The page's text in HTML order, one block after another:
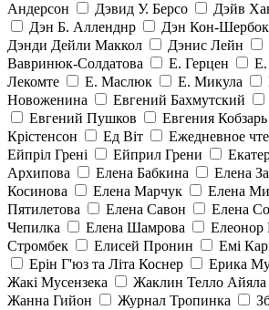
Андерсон
Дэвид У. Берсо Дэйв
Дэн Б. Алленднр
Дэн Кон-Шербок
Дэнди Дейли Маккол
Дэнис Лейн
Вавринюк-Солдатова
Е. Герцен Е.
Лекомте
Е. Маслюк Е. Микула
Новоженина
Евгений Бахмутский
Евгений Пушков
Евгения Кобзарь
Крістенсон
Ед Віт Ежедневное
Ейпріл Грені
Ейприл Грени
Архипова
Елена Бабкина Елена
Косинова
Елена Марчук Елена
Пятилетова
Елена Савон Елена
Чепилка
Елена Шамрова Елеонор
Стромбек
Елисей Пронин Емі
Ерін Г'юз та Літа Коснер
Ерика
Жакі Мусензека
Жаклин Телло Айяла
Жанна Гийон
Журнал Тропинка